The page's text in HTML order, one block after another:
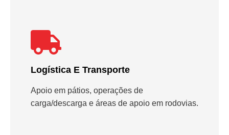
Logística E Transporte
Apoio em pátios, operações de
carga/descarga e áreas de apoio em rodovias.